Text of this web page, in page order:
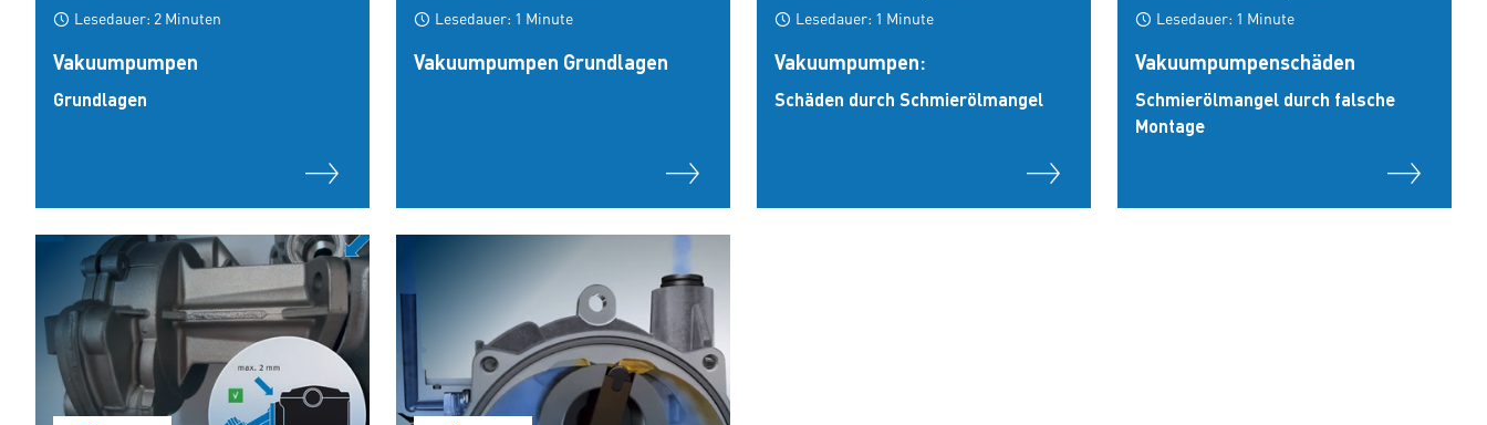
Lesedauer: 2 Minuten
Vakuumpumpen
Grundlagen
Lesedauer: 1 Minute
Vakuumpumpen Grundlagen
Lesedauer: 1 Minute
Vakuumpumpen:
Schäden durch Schmierölmangel
Lesedauer: 1 Minute
Vakuumpumpenschäden
Schmierölmangel durch falsche
Montage